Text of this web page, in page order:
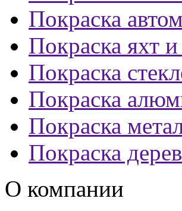
Покраска
Покраска яхт и
Покраска
Покраска
Покраска
Покраска
О компании